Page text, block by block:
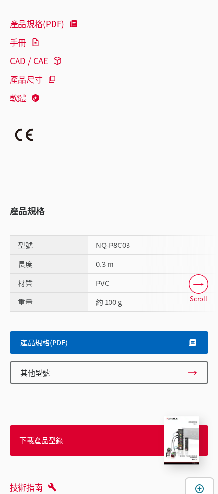
產品規格(PDF)
手冊
CAD / CAE
產品尺寸
軟體
產品規格
型號
NQ-P8C03
長度
0.3 m
材質
PVC
重量
約 100 g Scroll
產品規格(PDF)
其他型號
下載產品型錄
技術指南